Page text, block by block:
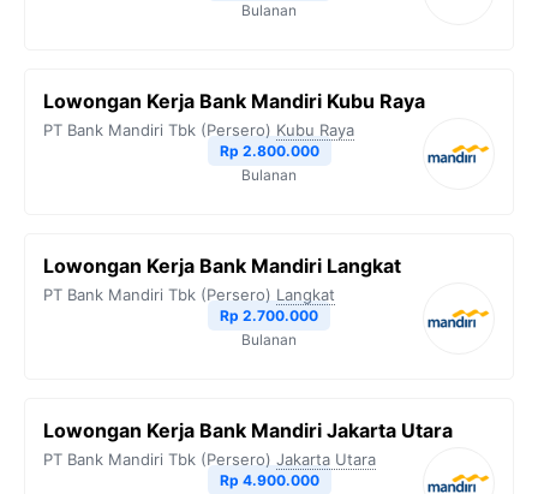
Bulanan
Lowongan Kerja Bank Mandiri Kubu Raya
PT Bank Mandiri Tbk (Persero) Kubu Raya
Rp 2.800.000
Bulanan
Lowongan Kerja Bank Mandiri Langkat
PT Bank Mandiri Tbk (Persero) Langkat
Rp 2.700.000
Bulanan
Lowongan Kerja Bank Mandiri Jakarta Utara
PT Bank Mandiri Tbk (Persero) Jakarta Utara
Rp 4.900.000